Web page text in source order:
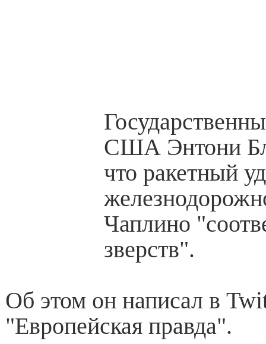
США Энтони
что ракетный
Чаплино
зверств".
Об этом он написал в
"Европейская правда".